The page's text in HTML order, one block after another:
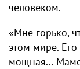
человеком.
«Мне горько,
этом мире. Его
мощная...